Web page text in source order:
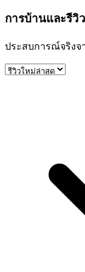
การบ้านและรีวิว
ประสบการณ์จริงจ